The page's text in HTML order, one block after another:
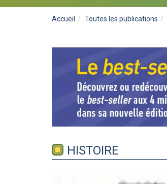
Accueil Toutes les publications
HISTOIRE